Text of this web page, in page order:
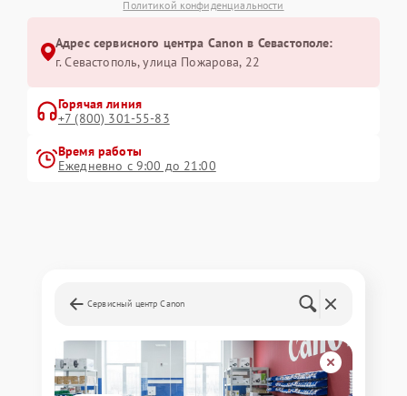
Политикой конфиденциальности
Адрес сервисного центра Canon в Севастополе:
г. Севастополь, улица Пожарова, 22
Горячая линия
+7 (800) 301-55-83
Время работы
Ежедневно с 9:00 до 21:00
Сервисный центр Canon